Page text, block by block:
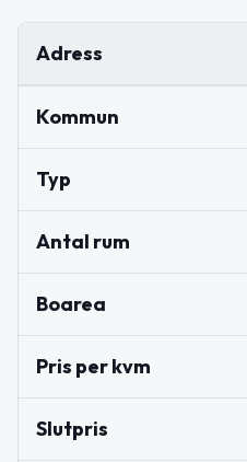
Adress
Kommun
Typ
Antal rum
Boarea
Pris per kvm
Slutpris